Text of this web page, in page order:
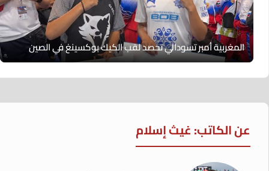
المغربية أمبر تسودالي تحصد لقب الكيك بوكسينغ في الصين
عن الكاتب: غيث إسلام